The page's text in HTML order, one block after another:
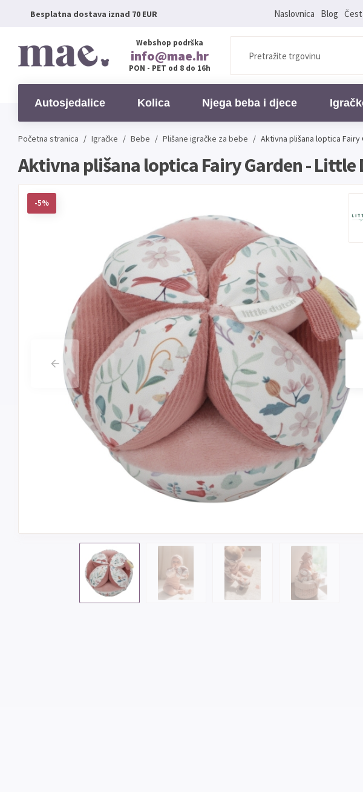
Besplatna dostava iznad 70 EUR Naslovnica Blog
Webshop podrška
info@mae.hr
PON - PET od 8 do 16h
Autosjedalice Kolica Njega beba i djece
Početna stranica / Igračke / Bebe / Plišane igračke za bebe / Aktivna plišana loptica Fairy
Aktivna plišana loptica Fairy Garden - Little
-5%